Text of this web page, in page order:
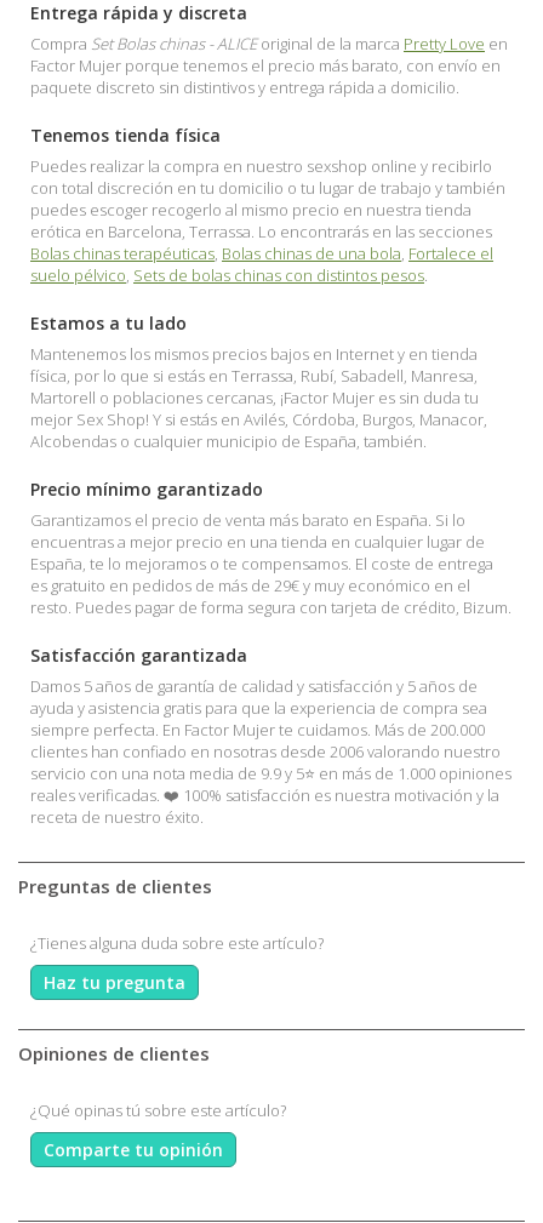
Entrega rápida y discreta
Compra Set Bolas chinas - ALICEoriginal de la marca Pretty Love en
Factor Mujer porque tenemos el precio más barato, con envío en
paquete discreto sin distintivos y entrega rápida a domicilio.
Tenemos tienda física
Puedes realizar la compra en nuestro sexshop online y recibirlo
con total discreción en tu domicilio o tu lugar de trabajo y también
puedes escoger recogerlo al mismo precio en nuestra tienda
erótica en Barcelona, Terrassa. Lo encontrarás en las secciones
Bolas chinas terapéuticas, Bolas chinas de una bola, Fortalece el
suelo pélvico, Sets de bolas chinas con distintos pesos.
Estamos a tu lado
Mantenemos los mismos precios bajos en Internet y en tienda
física, por lo que si estás en Terrassa, Rubí, Sabadell, Manresa,
Martorell o poblaciones cercanas, ¡Factor Mujer es sin duda tu
mejor Sex Shop! Y si estás en Avilés, Córdoba, Burgos, Manacor,
Alcobendas o cualquier municipio de España, también.
Precio mínimo garantizado
Garantizamos el precio de venta más barato en España. Si lo
encuentras a mejor precio en una tienda en cualquier lugar de
España, te lo mejoramos o te compensamos. El coste de entrega
es gratuito en pedidos de más de 29€ y muy económico en el
resto. Puedes pagar de forma segura con tarjeta de crédito, Bizum.
Satisfacción garantizada
Damos 5 años de garantía de calidad y satisfacción y 5 años de
ayuda y asistencia gratis para que la experiencia de compra sea
siempre perfecta. En Factor Mujer te cuidamos. Más de 200.000
clientes han confiado en nosotras desde 2006 valorando nuestro
servicio con una nota media de 9.9 y 5⭐ en más de 1.000 opiniones
reales verificadas. ❤️ 100% satisfacción es nuestra motivación y la
receta de nuestro éxito.
Preguntas de clientes
¿Tienes alguna duda sobre este artículo?
Haz tu pregunta
Opiniones de clientes
¿Qué opinas tú sobre este artículo?
Comparte tu opinión